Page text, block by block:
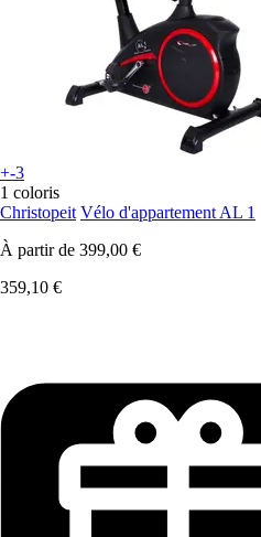
+-3
1 coloris
Christopeit Vélo d'appartement AL 1
À partir de 399,00 €
359,10 €